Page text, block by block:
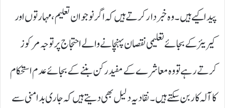
پیدا کیے ہیں۔ وہ خبردار کرتے ہیں کہ اگر نوجوان تعلیم، مہارتوں اور
کیریئر کے بجائے تعلیمی نقصان پہنچانے والے احتجاج پر توجہ مرکوز
کرتے رہے تو وہ معاشرے کے مفید رکن بننے کے بجائے عدم استحکام
کا آلہ کار بن سکتے ہیں۔ نقاد یہ دلیل بھی دیتے ہیں کہ جاری بدامنی سے